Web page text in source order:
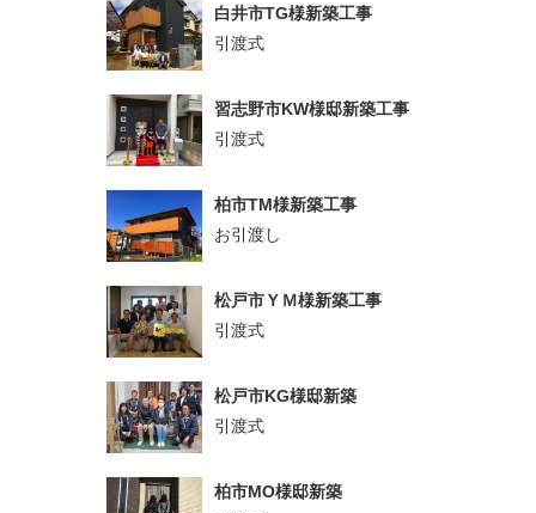
白井市TG様新築工事
引渡式
習志野市KW様邸新築工事
引渡式
柏市TM様新築工事
お引渡し
松戸市ＹＭ様新築工事
引渡式
松戸市KG様邸新築
引渡式
柏市MO様邸新築